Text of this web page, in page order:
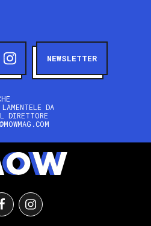
NEWSLETTER
DA
DIRETTORE